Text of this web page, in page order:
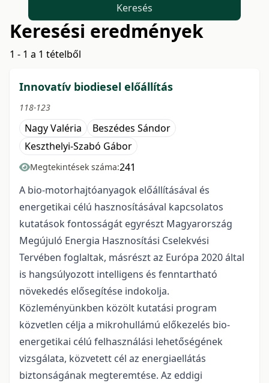
Keresés
Keresési eredmények
1 - 1 a 1 tételből
Innovatív biodiesel előállítás
118-123
Nagy Valéria
Beszédes Sándor
Keszthelyi-Szabó Gábor
Megtekintések száma:241
A bio-motorhajtóanyagok előállításával és
energetikai célú hasznosításával kapcsolatos
kutatások fontosságát egyrészt Magyarország
Megújuló Energia Hasznosítási Cselekvési
Tervében foglaltak, másrészt az Európa 2020 által
is hangsúlyozott intelligens és fenntartható
növekedés elősegítése indokolja.
Közleményünkben közölt kutatási program
közvetlen célja a mikrohullámú előkezelés bio-
energetikai célú felhasználási lehetőségének
vizsgálata, közvetett cél az energiaellátás
biztonságának megteremtése. Az eddigi